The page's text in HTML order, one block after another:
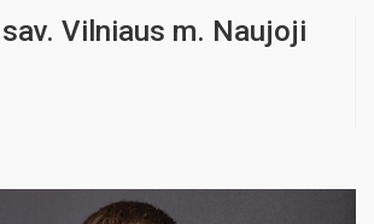
Vilniaus m. Naujoji